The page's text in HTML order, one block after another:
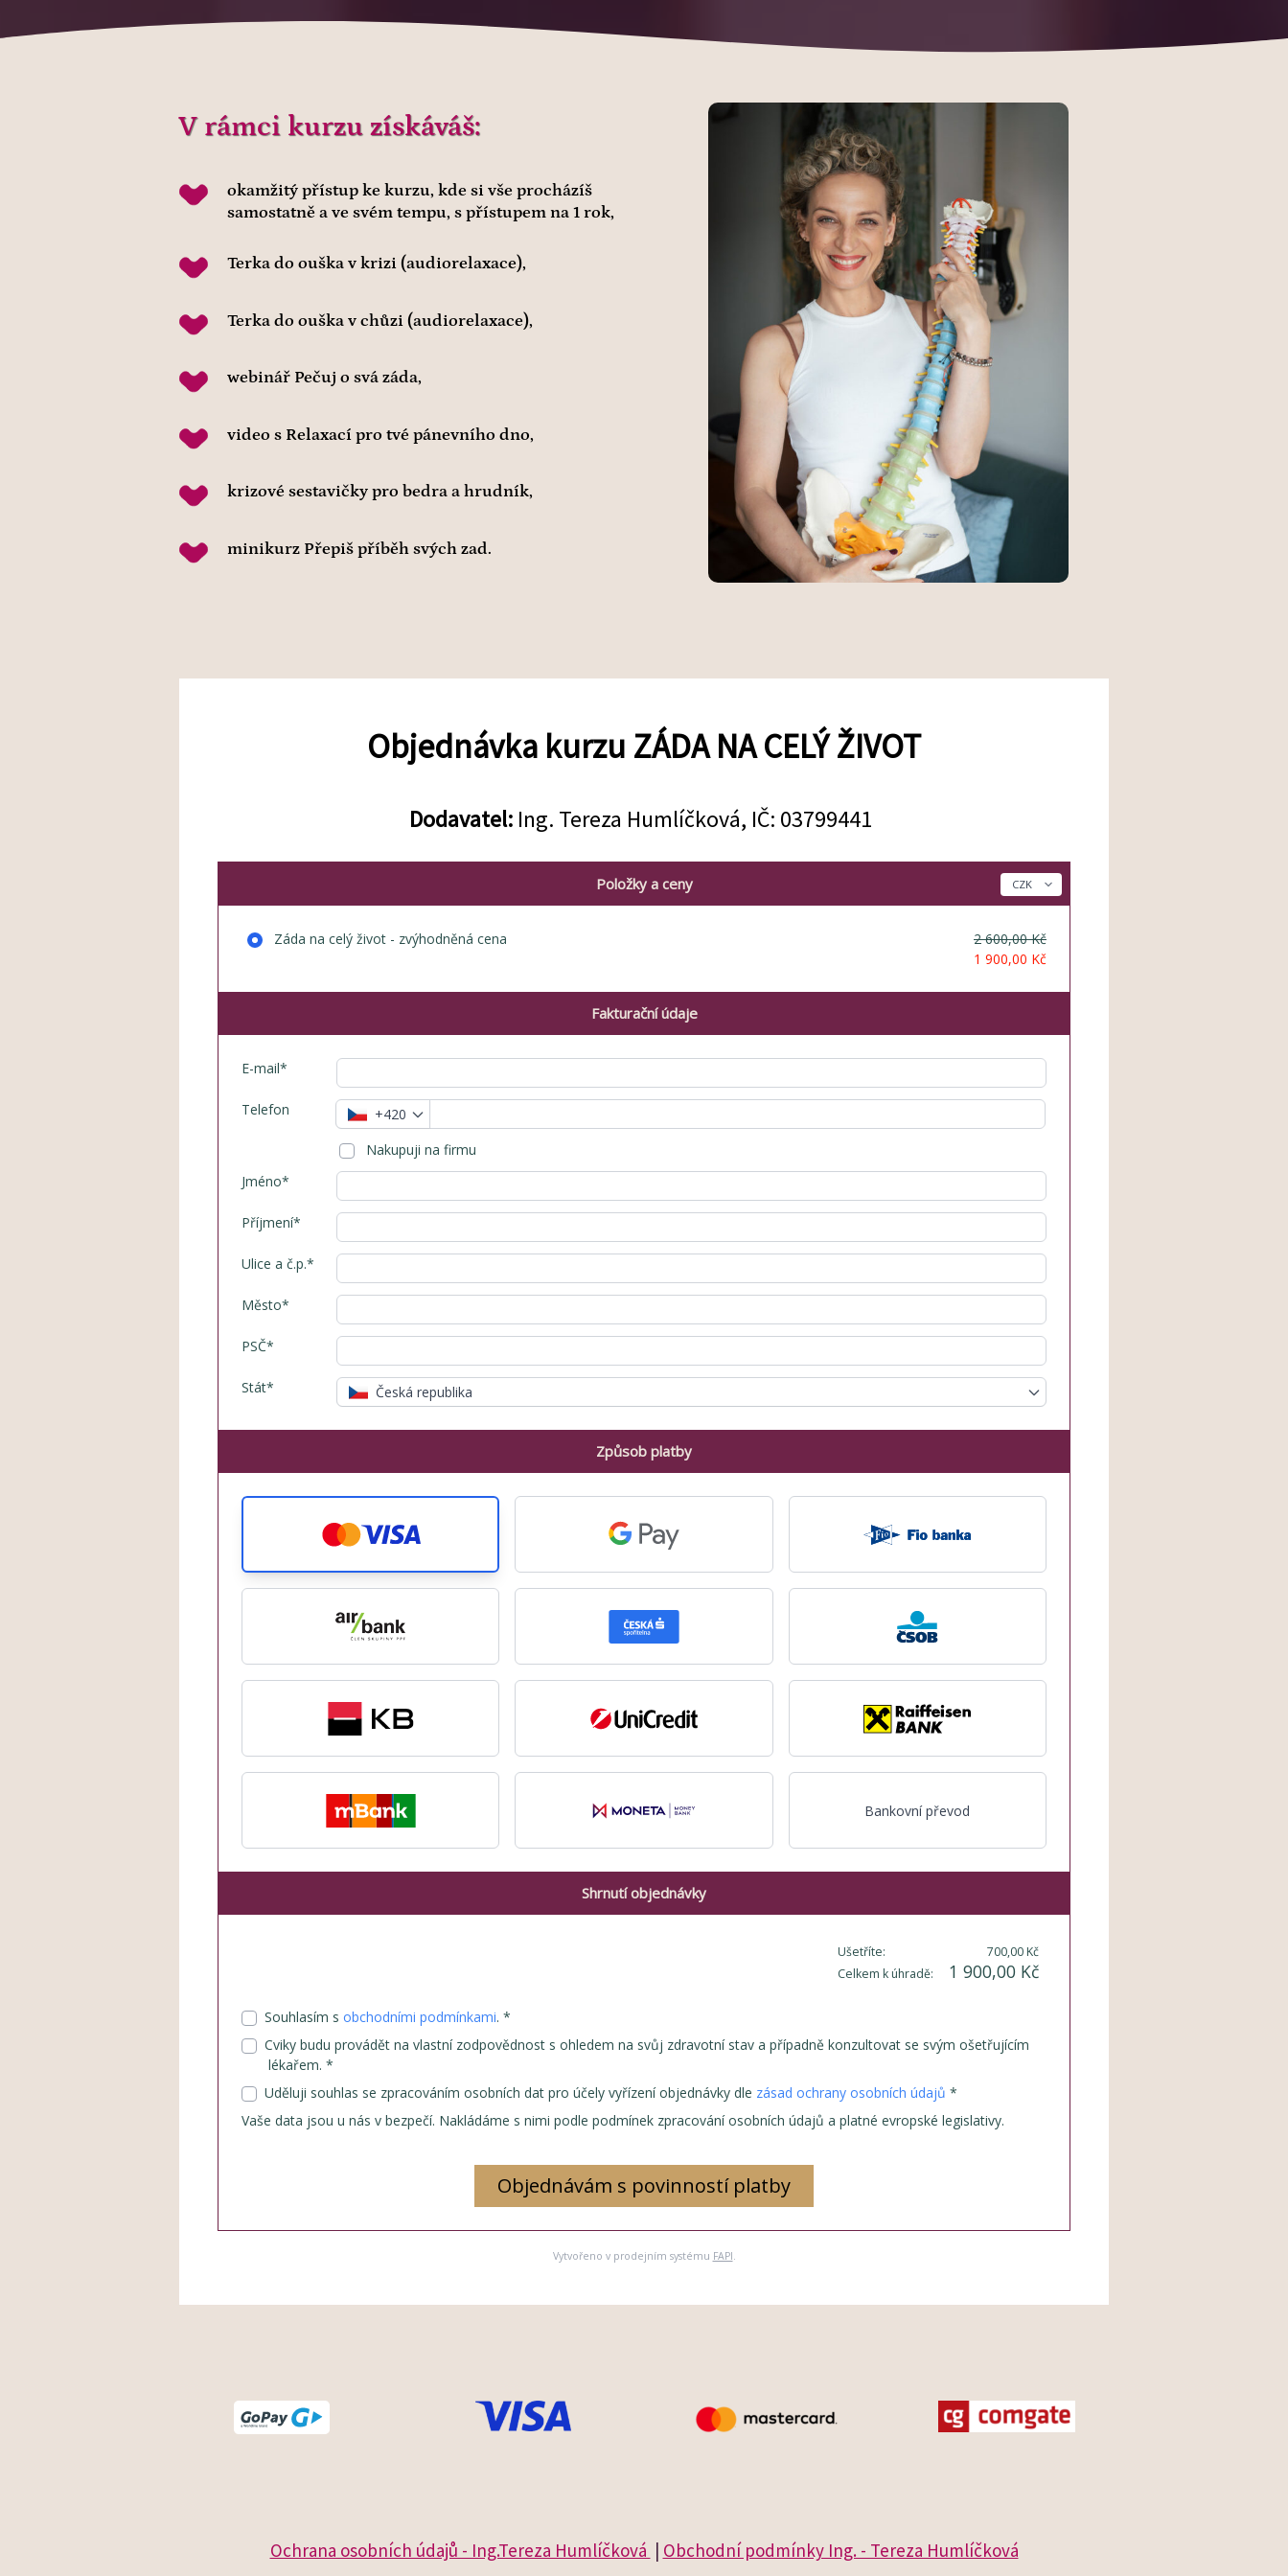
V rámci kurzu získáváš:
okamžitý přístup ke kurzu, kde si vše procházíš
samostatně a ve svém tempu, s přístupem na 1 rok,
Terka do ouška v krizi (audiorelaxace),
Terka do ouška v chůzi (audiorelaxace),
webinář Pečuj o svá záda,
video s Relaxací pro tvé pánevního dno,
krizové sestavičky pro bedra a hrudník,
minikurz Přepiš příběh svých zad.
Objednávka kurzu ZÁDA NA CELÝ ŽIVOT
Dodavatel: Ing. Tereza Humlíčková, IČ: 03799441
Položky a ceny
Záda na celý život - zvýhodněná cena
2 600,00 Kč
1 900,00 Kč
Fakturační údaje
E-mail*
Telefon
+420
Nakupuji na firmu
Jméno*
Příjmení*
Ulice a č.p.*
Město*
PSČ*
Stát* Česká republika
Způsob platby
Bankovní převod
Shrnutí objednávky
Ušetříte:
700,00 Kč
Celkem k úhradě:
1 900,00 Kč
Souhlasím s obchodními podmínkami. *
Cviky budu provádět na vlastní zodpovědnost s ohledem na svůj zdravotní stav a případně konzultovat se svým ošetřujícím
lékařem. *
Uděluji souhlas se zpracováním osobních dat pro účely vyřízení objednávky dle zásad ochrany osobních údajů *
Vaše data jsou u nás v bezpečí. Nakládáme s nimi podle podmínek zpracování osobních údajů a platné evropské legislativy.
Objednávám s povinností platby
Vytvořeno v prodejním systému FAPI.
Ochrana osobních údajů - Ing.Tereza Humlíčková | Obchodní podmínky Ing. - Tereza Humlíčková